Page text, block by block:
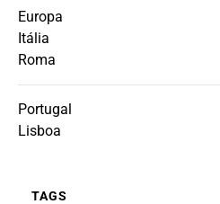
Europa
Itália
Roma
Portugal
Lisboa
TAGS